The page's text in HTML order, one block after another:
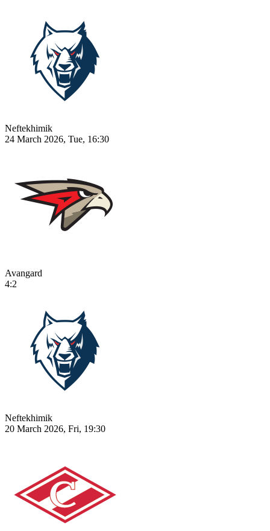
Neftekhimik
24 March 2026, Tue, 16:30
Avangard
4:2
Neftekhimik
20 March 2026, Fri, 19:30